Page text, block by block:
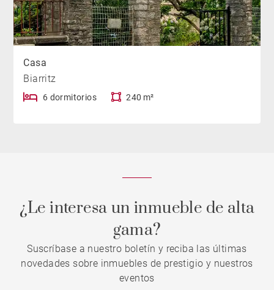
Casa
Biarritz
6 dormitorios 240 m²
¿Le interesa un inmueble de alta
gama?
Suscríbase a nuestro boletín y reciba las últimas
novedades sobre inmuebles de prestigio y nuestros
eventos